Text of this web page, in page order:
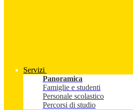
Servizi
Panoramica
Famiglie e studenti
Personale scolastico
Percorsi di studio